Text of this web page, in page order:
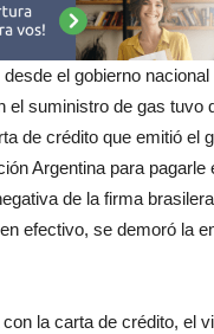
el gobierno
el suministro de gas tuvo
de crédito que emitió el
Argentina para pagarle
de la firma
efectivo, se demoró la
la carta de crédito, el